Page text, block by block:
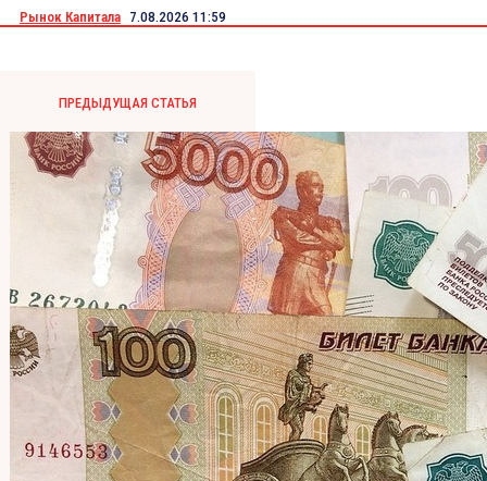
Рынок Капитала 7.08.2026 11:59
ПРЕДЫДУЩАЯ СТАТЬЯ